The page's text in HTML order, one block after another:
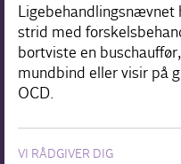
Ligebehandlingsnævnet
strid med
bortviste en
mundbind eller visir på
OCD.
VI RÅDGIVER DIG